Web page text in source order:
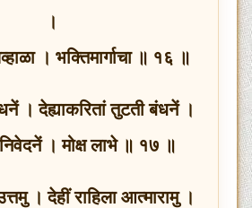
।
। भक्तिमार्गाचा ॥ १६ ॥
। देह्याकरितां तुटती बंधनें ।
निवेदनें । मोक्ष लाभे ॥ १७ ॥
। देहीं राहिला आत्मारामु ।